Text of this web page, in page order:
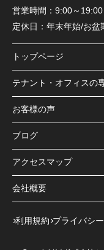
営業時間： 9:00～19:00
定休日： 年末年始/お盆
トップページ
テナント・オフィスの
お客様の声
ブログ
アクセスマップ
会社概要
利用規約 プライバシ